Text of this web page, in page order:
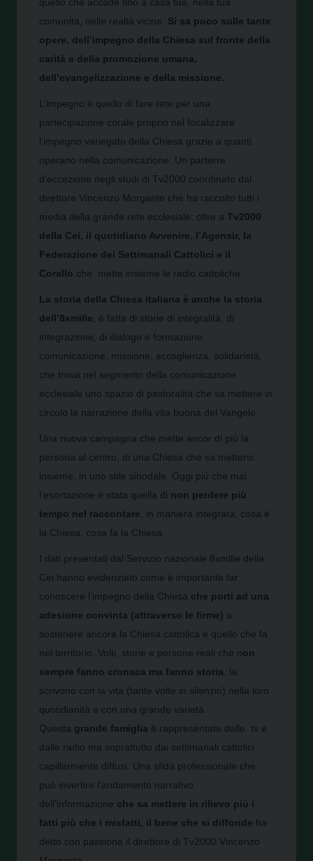
comunità, nelle realtà vicine. Si sa poco sulle tante
opere, dell’impegno della Chiesa sul fronte della
carità e della promozione umana,
dell’evangelizzazione e della missione.
L’impegno è quello di fare rete per una
partecipazione corale proprio nel focalizzare
l’impegno variegato della Chiesa grazie a quanti
operano nella comunicazione. Un parterre
d’eccezione negli studi di Tv2000 coordinato dal
direttore Vincenzo Morgante che ha raccolto tutti i
media della grande rete ecclesiale: oltre a Tv2000
della Cei, il quotidiano Avvenire, l’Agensir, la
Federazione dei Settimanali Cattolici e il
Corallo che mette insieme le radio cattoliche.
La storia della Chiesa italiana è anche la storia
dell’8xmille , è fatta di storie di integralità, di
integrazione, di dialogo e formazione,
comunicazione, missione, accoglienza, solidarietà,
che trova nel segmento della comunicazione
ecclesiale uno spazio di pastoralità che sa mettere in
circolo la narrazione della vita buona del Vangelo.
Una nuova campagna che mette ancor di più la
persona al centro, di una Chiesa che sa mettersi
insieme, in uno stile sinodale. Oggi più che mai
l’esortazione è stata quella di non perdere più
tempo nel raccontare , in maniera integrata, cosa è
la Chiesa, cosa fa la Chiesa.
I dati presentati dal Servizio nazionale 8xmille della
Cei hanno evidenziato come è importante far
conoscere l’impegno della Chiesa che porti ad una
adesione convinta (attraverso le firme) a
sostenere ancora la Chiesa cattolica e quello che fa
nel territorio. Volti, storie e persone reali che non
sempre fanno cronaca ma fanno storia , la
scrivono con la vita (tante volte in silenzio) nella loro
quotidianità e con una grande varietà.
Questa grande famiglia è rappresentate dalle tv e
dalle radio ma soprattutto dai settimanali cattolici
capillarmente diffusi. Una sfida professionale che
può invertire l’andamento narrativo
dell’informazione che sa mettere in rilievo più i
fatti più che i misfatti, il bene che si diffonde ha
detto con passione il direttore di Tv2000 Vincenzo